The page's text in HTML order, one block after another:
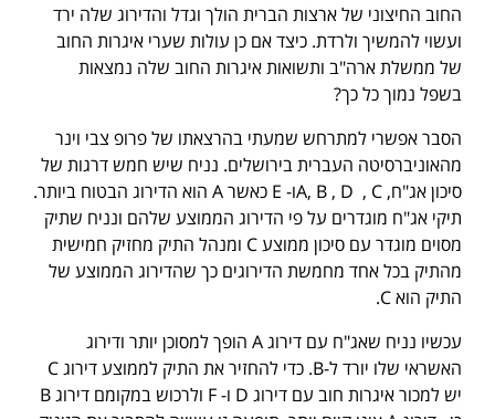
החוב החיצוני של ארצות הברית הולך וגדל והדירוג שלה ירד
ועשוי להמשיך ולרדת. כיצד אם כן עולות שערי איגרות החוב
של ממשלת ארה"ב ותשואות איגרות החוב שלה נמצאות
בשפל נמוך כל כך?
הסבר אפשרי למתרחש שמעתי בהרצאתו של פרופ צבי וינר
מהאוניברסיטה העברית בירושלים. נניח שיש חמש דרגות של
סיכון אג"ח, A, B , D , Cו- E כאשר A הוא הדירוג הבטוח ביותר.
תיקי אג"ח מוגדרים על פי הדירוג הממוצע שלהם ונניח שתיק
מסוים מוגדר עם סיכון ממוצע C ומנהל התיק מחזיק חמישית
מהתיק בכל אחד מחמשת הדירוגים כך שהדירוג הממוצע של
התיק הוא C.
עכשיו נניח שאג"ח עם דירוג A הופך למסוכן יותר ודירוג
האשראי שלו יורד ל-B. כדי להחזיר את התיק לממוצע דירוג C